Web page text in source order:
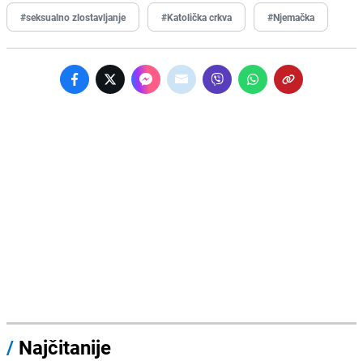
#seksualno zlostavljanje #Katolička crkva #Njemačka
/ Najčitanije